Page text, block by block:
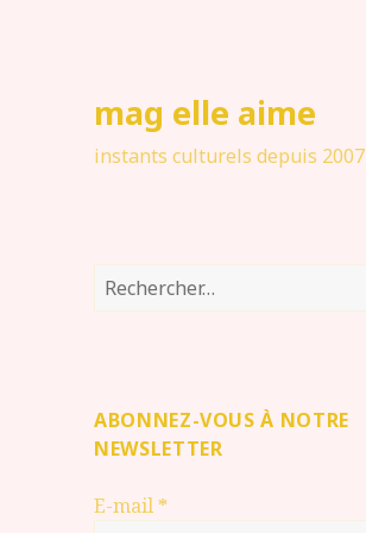
mag elle aime
instants culturels depuis 2007
Rechercher :
ABONNEZ-VOUS À NOTRE
NEWSLETTER
E-mail *